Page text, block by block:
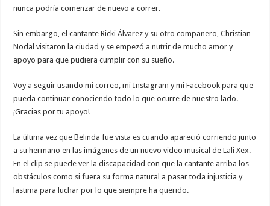
nunca podría comenzar de nuevo a correr.
Sin embargo, el cantante Ricki Álvarez y su otro compañero, Christian
Nodal visitaron la ciudad y se empezó a nutrir de mucho amor y
apoyo para que pudiera cumplir con su sueño.
Voy a seguir usando mi correo, mi Instagram y mi Facebook para que
pueda continuar conociendo todo lo que ocurre de nuestro lado.
¡Gracias por tu apoyo!
La última vez que Belinda fue vista es cuando apareció corriendo junto
a su hermano en las imágenes de un nuevo video musical de Lali Xex.
En el clip se puede ver la discapacidad con que la cantante arriba los
obstáculos como si fuera su forma natural a pasar toda injusticia y
lastima para luchar por lo que siempre ha querido.